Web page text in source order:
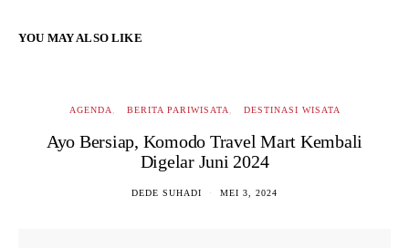
YOU MAY ALSO LIKE
AGENDA BERITA PARIWISATA DESTINASI WISATA
Ayo Bersiap, Komodo Travel Mart Kembali
Digelar Juni 2024
DEDE SUHADI MEI 3, 2024